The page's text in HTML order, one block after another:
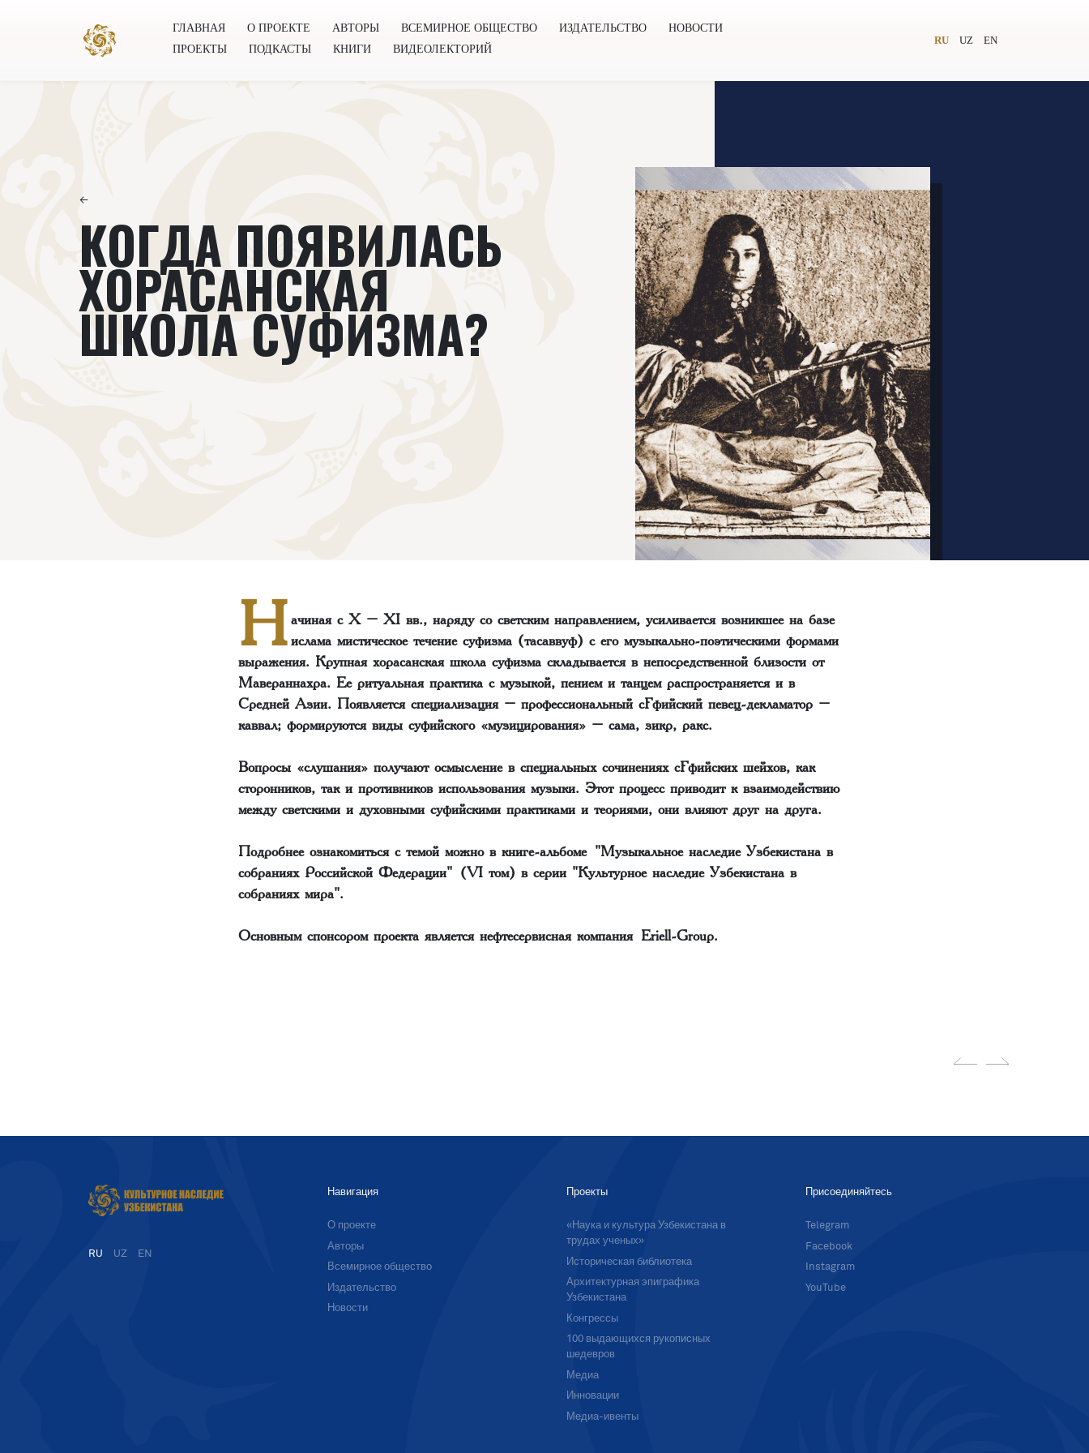
ГЛАВНАЯ О ПРОЕКТЕ АВТОРЫ ВСЕМИРНОЕ ОБЩЕСТВО ИЗДАТЕЛЬСТВО
НОВОСТИ
ПРОЕКТЫ
ПОДКАСТЫ КНИГИ ВИДЕОЛЕКТОРИЙ
RU UZ EN
←
КОГДА ПОЯВИЛАСЬ
ХОРАСАНСКАЯ
ШКОЛА СУФИЗМА?
Начиная с Х – XI вв., наряду со светским направлением, усиливается возникшее на базе
ислама мистическое течение суфизма (тасаввуф) с его музыкально-поэтическими формами
выражения. Крупная хорасанская школа суфизма складывается в непосредственной близости от
Мавераннахра. Ее ритуальная практика с музыкой, пением и танцем распространяется и в
Средней Азии. Появляется специализация – профессиональный сўфийский певец-декламатор –
каввал; формируются виды суфийского «музицирования» – сама, зикр, ракс.
Вопросы «слушания» получают осмысление в специальных сочинениях сўфийских шейхов, как
сторонников, так и противников использования музыки. Этот процесс приводит к взаимодействию
между светскими и духовными суфийскими практиками и теориями, они влияют друг на друга.
Подробнее ознакомиться с темой можно в книге-альбоме "Музыкальное наследие Узбекистана в
собраниях Российской Федерации" (VI том) в серии "Культурное наследие Узбекистана в
собраниях мира".
Основным спонсором проекта является нефтесервисная компания Eriell-Group.
RU UZ EN
Навигация
О проекте
Авторы
Всемирное общество
Издательство
Новости
Проекты
«Наука и культура Узбекистана в
трудах ученых»
Историческая библиотека
Архитектурная эпиграфика
Узбекистана
Конгрессы
100 выдающихся рукописных
шедевров
Медиа
Инновации
Медиа-ивенты
Присоединяйтесь
Telegram
Facebook
Instagram
YouTube